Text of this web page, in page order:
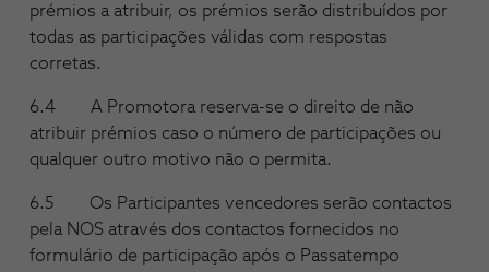
prémios a atribuir, os prémios serão distribuídos por
todas as participações válidas com respostas
corretas.
6.4 A Promotora reserva-se o direito de não
atribuir prémios caso o número de participações ou
qualquer outro motivo não o permita.
6.5 Os Participantes vencedores serão contactos
pela NOS através dos contactos fornecidos no
formulário de participação após o Passatempo